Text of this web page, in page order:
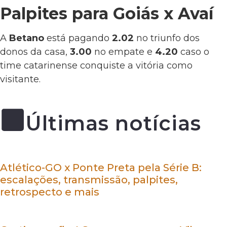
Palpites para Goiás x Avaí
A Betano está pagando 2.02 no triunfo dos
donos da casa, 3.00 no empate e 4.20 caso o
time catarinense conquiste a vitória como
visitante.
Últimas notícias
Atlético-GO x Ponte Preta pela Série B:
escalações, transmissão, palpites,
retrospecto e mais